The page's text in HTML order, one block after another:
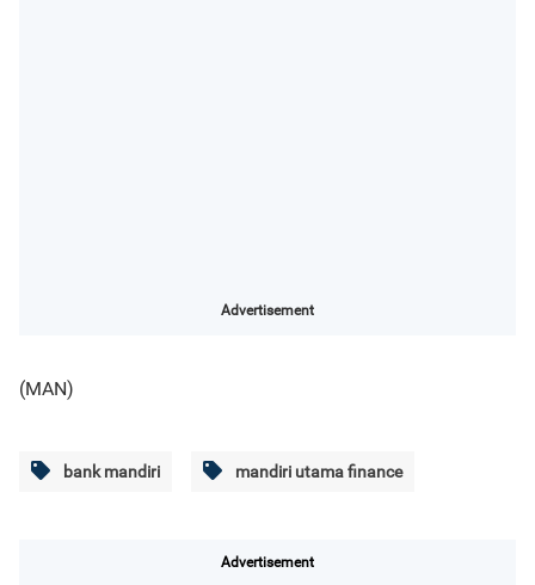
Advertisement
(MAN)
bank mandiri mandiri utama finance
Advertisement